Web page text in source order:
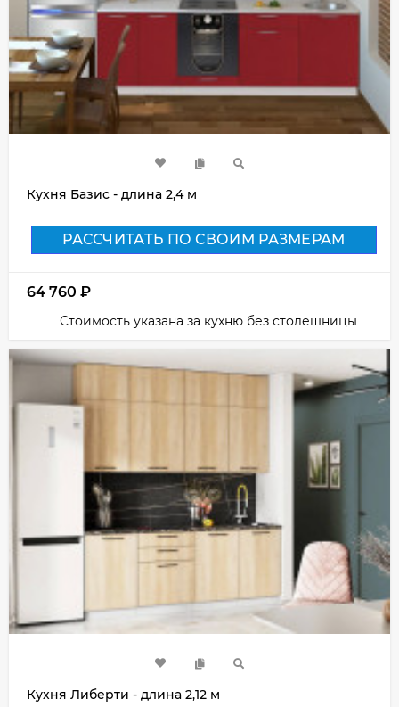
Кухня Базис - длина 2,4 м
РАССЧИТАТЬ ПО СВОИМ РАЗМЕРАМ
64 760 ₽
Стоимость указана за кухню без столешницы
Кухня Либерти - длина 2,12 м